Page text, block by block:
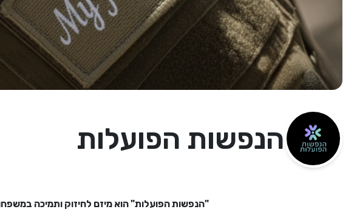
הנפשות הפועלות
"הנפשות הפועלות" הוא מיזם לחיזוק ותמיכה